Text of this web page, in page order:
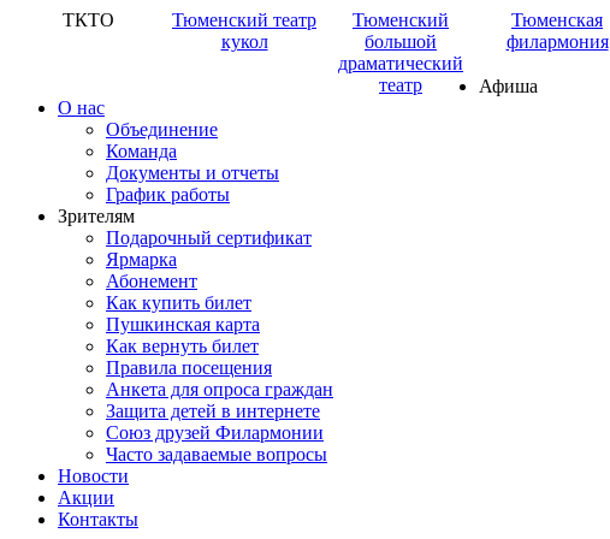
ТКТО
Тюменский театр
кукол
Тюменский
большой
драматический
театр
Тюменская
филармония
Афиша
О нас
Объединение
Команда
Документы и отчеты
График работы
Зрителям
Подарочный сертификат
Ярмарка
Абонемент
Как купить билет
Пушкинская карта
Как вернуть билет
Правила посещения
Анкета для опроса граждан
Защита детей в интернете
Союз друзей Филармонии
Часто задаваемые вопросы
Новости
Акции
Контакты